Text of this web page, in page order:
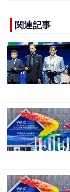
e
b
o
o
k
関連記事